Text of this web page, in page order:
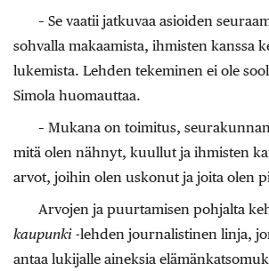
– Se vaatii jatkuvaa asioiden
sohvalla makaamista, ihmisten kanssa
lukemista. Lehden tekeminen ei ole
Simola huomauttaa.
– Mukana on toimitus,
mitä olen nähnyt, kuullut ja ihmisten
arvot, joihin olen uskonut ja joita olen
Arvojen ja puurtamisen pohjalta
kaupunki -lehden journalistinen linja,
antaa lukijalle aineksia